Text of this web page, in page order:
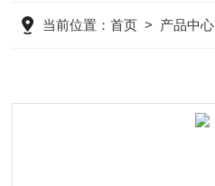
当前位置：首页 > 产品中心